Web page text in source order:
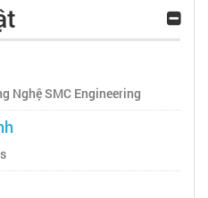
Nghệ SMC Engineering